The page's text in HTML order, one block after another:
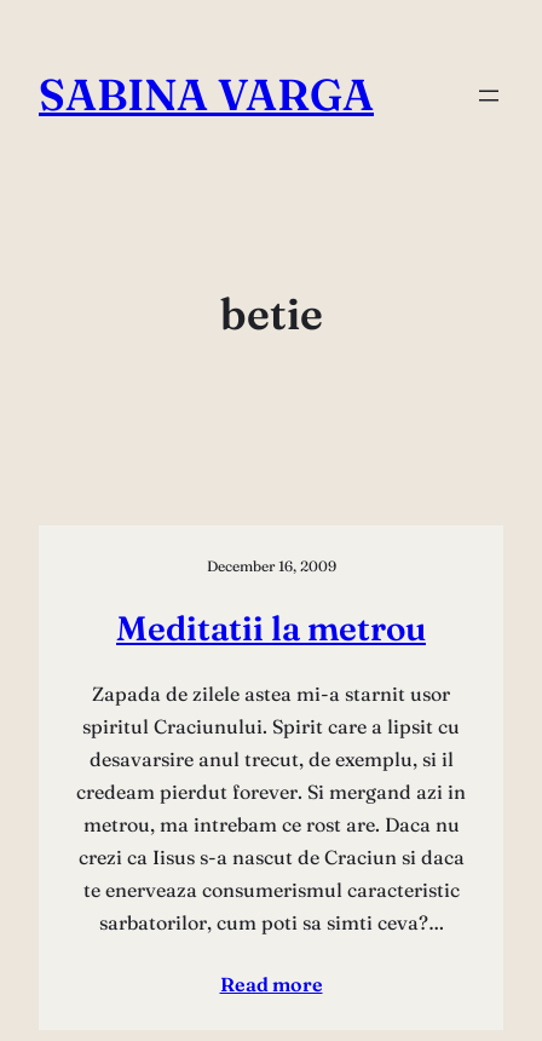
content
SABINA VARGA
betie
December 16, 2009
Meditatii la metrou
Zapada de zilele astea mi-a starnit usor
spiritul Craciunului. Spirit care a lipsit cu
desavarsire anul trecut, de exemplu, si il
credeam pierdut forever. Si mergand azi in
metrou, ma intrebam ce rost are. Daca nu
crezi ca Iisus s-a nascut de Craciun si daca
te enerveaza consumerismul caracteristic
sarbatorilor, cum poti sa simti ceva?…
Read more